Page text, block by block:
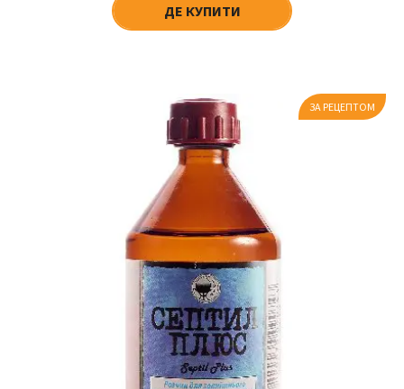
ДЕ КУПИТИ
ЗА РЕЦЕПТОМ